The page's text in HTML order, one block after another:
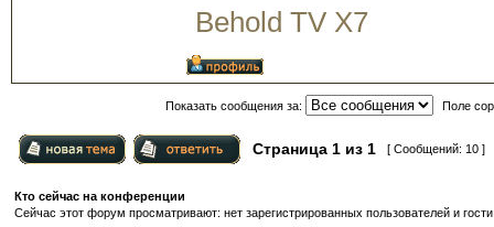
Behold TV X7
Показать сообщения за: Поле
Страница 1 из 1 [ Сообщений: 10 ]
Кто сейчас на конференции
Сейчас этот форум просматривают: нет зарегистрированных пользователей и